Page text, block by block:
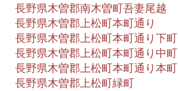
長野県木曽郡南木曽町吾妻尾越
長野県木曽郡上松町本町通り
長野県木曽郡上松町本町通り下町
長野県木曽郡上松町本町通り中町
長野県木曽郡上松町本町通り本町
長野県木曽郡上松町緑町